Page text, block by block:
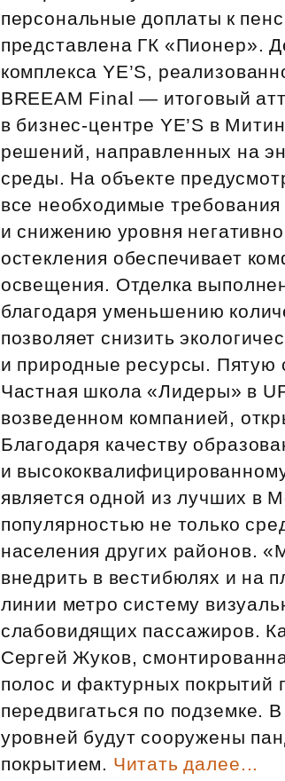
персональные доплаты к
представлена ГК «Пионер».
комплекса YE’S,
BREEAM Final — итоговый
в бизнес‑центре YE’S в
решений, направленных на
среды. На объекте
все необходимые
и снижению уровня
остекления обеспечивает
освещения. Отделка
благодаря уменьшению
позволяет снизить
и природные ресурсы. Пятую
Частная школа «Лидеры» в
возведенном компанией,
Благодаря качеству
и
является одной из лучших в
популярностью не только
населения других районов.
внедрить в вестибюлях и на
линии метро систему
слабовидящих пассажиров.
Сергей Жуков,
полос и фактурных покрытий
передвигаться по подземке.
уровней будут сооружены
покрытием. Читать далее...